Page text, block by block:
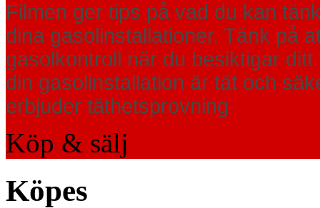
Filmen ger tips på vad du kan
dina gasolinstallationer. Tänk på
gasolkontroll när du besiktigar
din gasolinstallation är tät och
erbjuder täthetsprovning
Köp & sälj
Köpes